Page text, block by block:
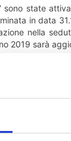
sono state
in data
nella
2019 sarà